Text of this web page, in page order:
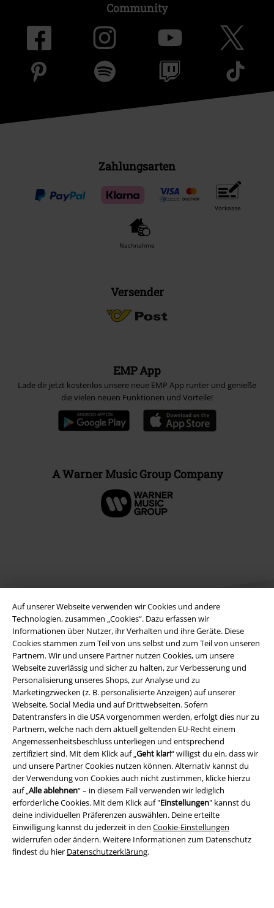
Auf unserer Webseite verwenden wir Cookies und andere
Technologien, zusammen „Cookies“. Dazu erfassen wir
Informationen über Nutzer, ihr Verhalten und ihre Geräte. Diese
Cookies stammen zum Teil von uns selbst und zum Teil von unseren
Partnern. Wir und unsere Partner nutzen Cookies, um unsere
Webseite zuverlässig und sicher zu halten, zur Verbesserung und
Personalisierung unseres Shops, zur Analyse und zu
Marketingzwecken (z. B. personalisierte Anzeigen) auf unserer
Webseite, Social Media und auf Drittwebseiten. Sofern
Datentransfers in die USA vorgenommen werden, erfolgt dies nur zu
Partnern, welche nach dem aktuell geltenden EU-Recht einem
Angemessenheitsbeschluss unterliegen und entsprechend
zertifiziert sind. Mit dem Klick auf „Geht klar!“ willigst du ein, dass wir
und unsere Partner Cookies nutzen können. Alternativ kannst du
der Verwendung von Cookies auch nicht zustimmen, klicke hierzu
auf „Alle ablehnen“ – in diesem Fall verwenden wir lediglich
erforderliche Cookies. Mit dem Klick auf "Einstellungen" kannst du
deine individuellen Präferenzen auswählen. Deine erteilte
Einwilligung kannst du jederzeit in den Cookie-Einstellungen
widerrufen oder ändern. Weitere Informationen zum Datenschutz
findest du hier Datenschutzerklärung.
Community
Zahlungsarten
Vorkasse
Nachnahme
Versender
EMP App
Lade dir jetzt kostenlos unsere neue EMP App runter und genieße
die vielen neuen Funktionen und Vorteile!
A Warner Music Group Company
Rechtliches
AGB
Impressum
Datenschutz
Entsorgung und Umweltschutz
Konformitätserklärung
Information zur Barrierefreiheit
Cookie-Einstellungen